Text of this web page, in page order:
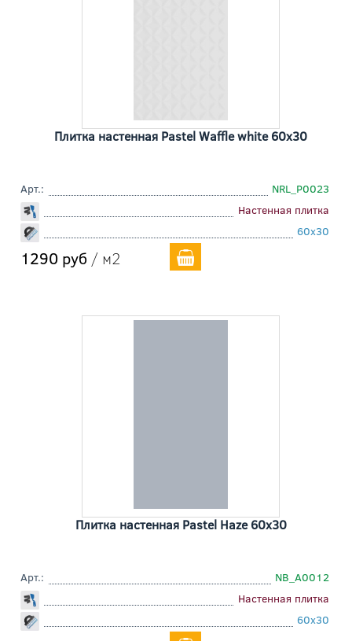
Плитка настенная Pastel Waffle white 60x30
Арт.:
NRL_P0023
Настенная плитка
60x30
1290 руб / м2
Плитка настенная Pastel Haze 60x30
Арт.:
NB_A0012
Настенная плитка
60x30